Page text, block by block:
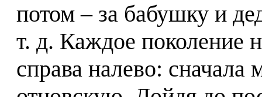
потом – за бабушку и
т. д. Каждое поколение
справа налево: